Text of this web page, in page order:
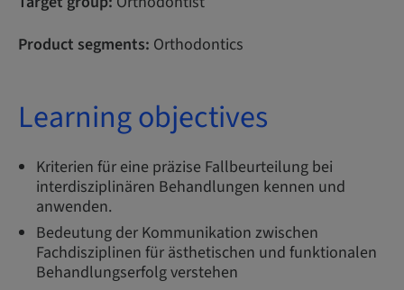
Product segments: Orthodontics
Learning objectives
Kriterien für eine präzise Fallbeurteilung bei
interdisziplinären Behandlungen kennen und
anwenden.
Bedeutung der Kommunikation zwischen
Fachdisziplinen für ästhetischen und funktionalen
Behandlungserfolg verstehen